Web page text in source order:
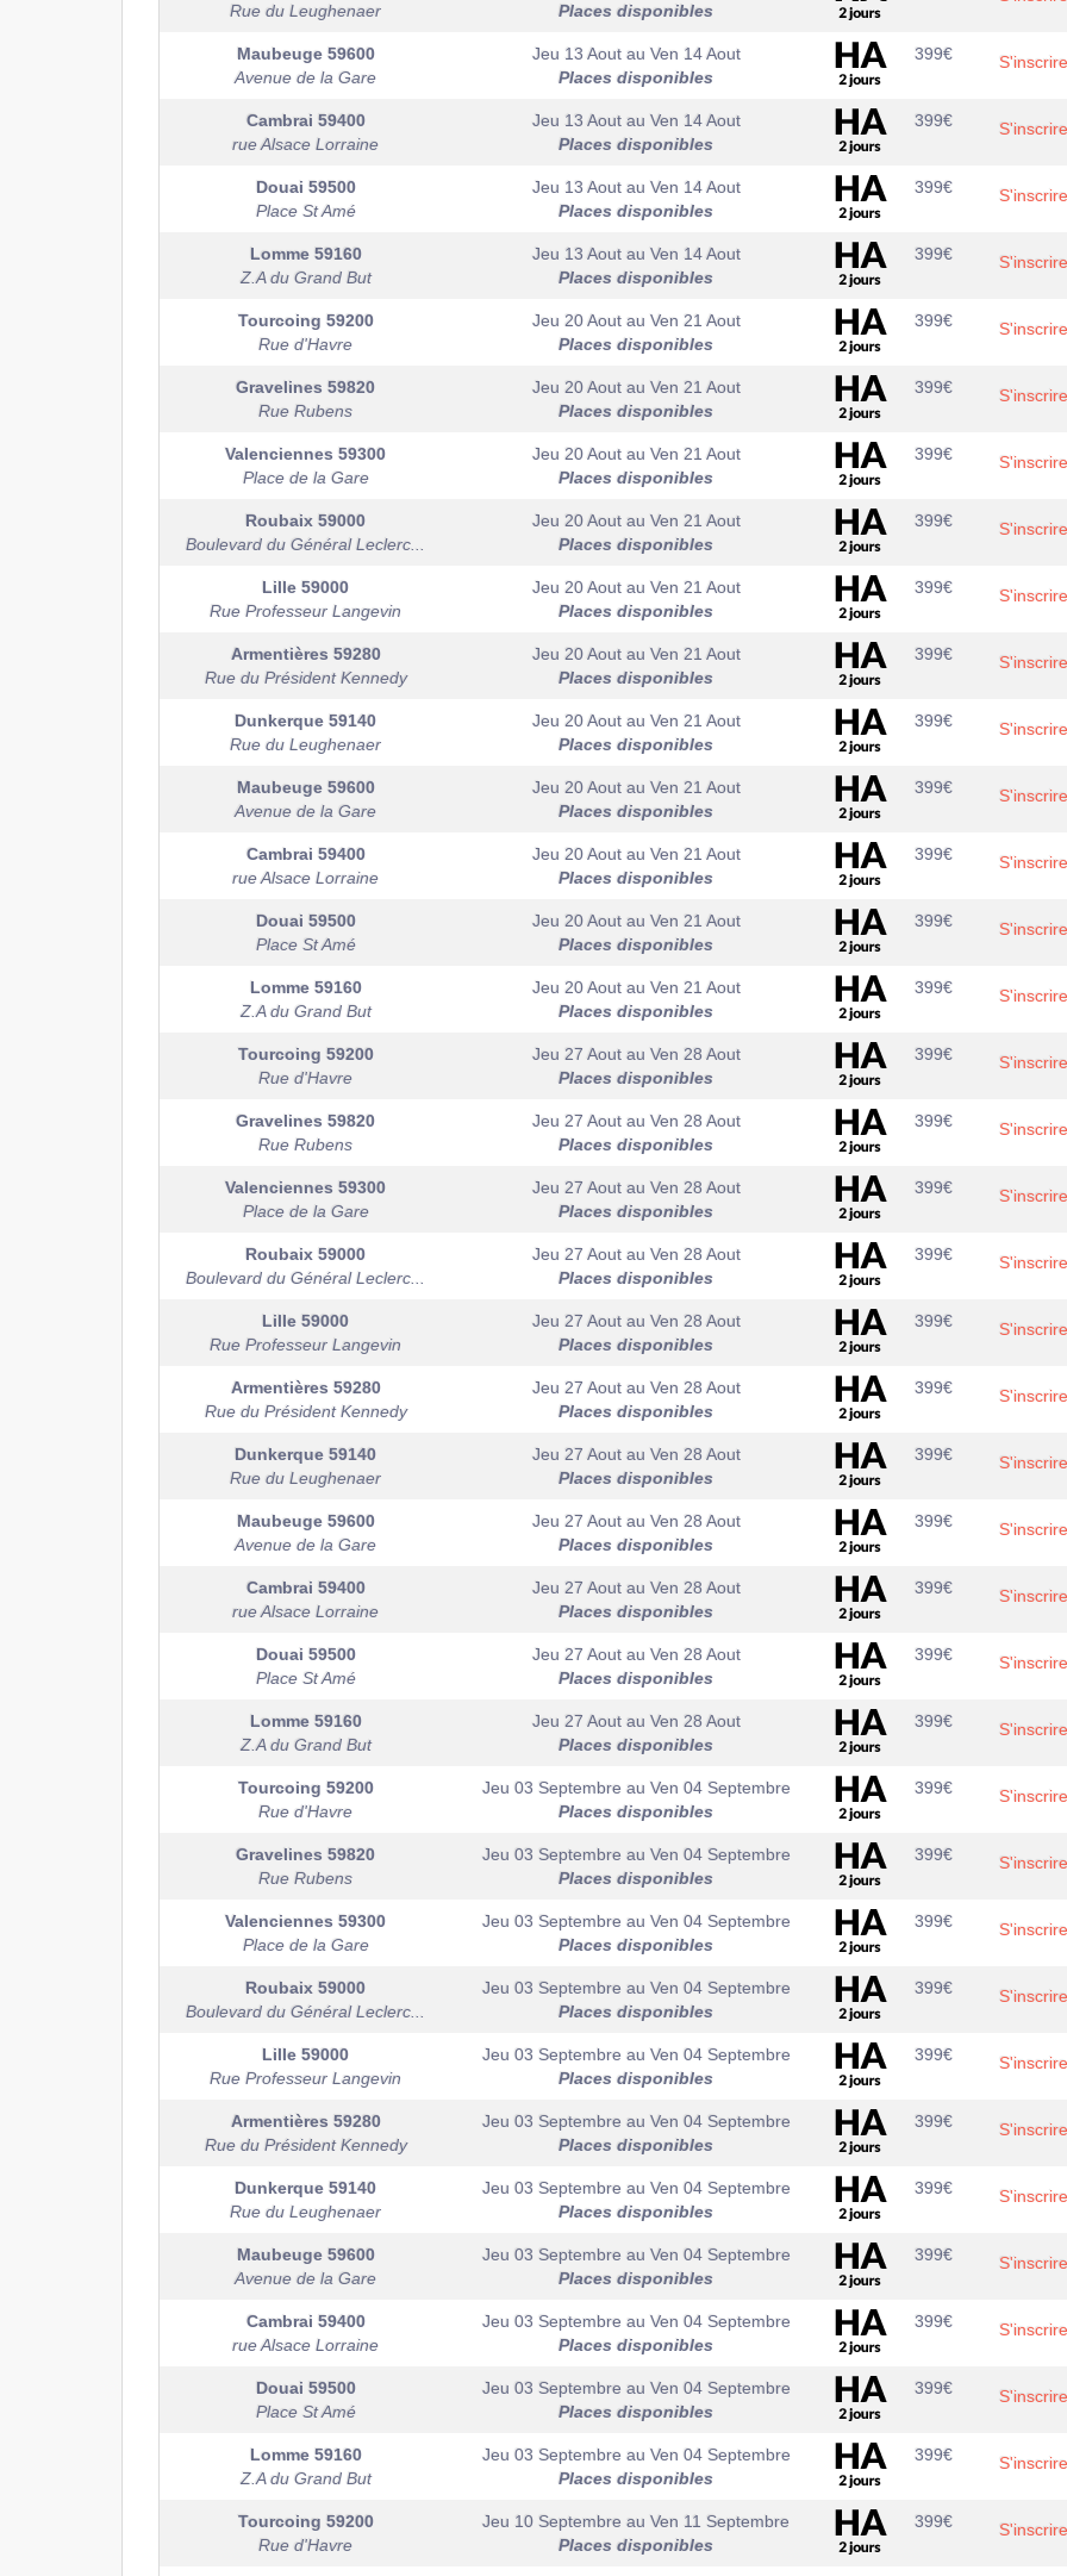
Rue du Leughenaer
Places disponibles
Maubeuge 59600
Avenue de la Gare
Jeu 13 Aout au Ven 14 Aout
Places disponibles
399€ S'inscrire
Cambrai 59400
rue Alsace Lorraine
Jeu 13 Aout au Ven 14 Aout
Places disponibles
399€ S'inscrire
Douai 59500
Place St Amé
Jeu 13 Aout au Ven 14 Aout
Places disponibles
399€ S'inscrire
Lomme 59160
Z.A du Grand But
Jeu 13 Aout au Ven 14 Aout
Places disponibles
399€ S'inscrire
Tourcoing 59200
Rue d'Havre
Jeu 20 Aout au Ven 21 Aout
Places disponibles
399€ S'inscrire
Gravelines 59820
Rue Rubens
Jeu 20 Aout au Ven 21 Aout
Places disponibles
399€ S'inscrire
Valenciennes 59300
Place de la Gare
Jeu 20 Aout au Ven 21 Aout
Places disponibles
399€ S'inscrire
Roubaix 59000
Boulevard du Général Leclerc...
Jeu 20 Aout au Ven 21 Aout
Places disponibles
399€ S'inscrire
Lille 59000
Rue Professeur Langevin
Jeu 20 Aout au Ven 21 Aout
Places disponibles
399€ S'inscrire
Armentières 59280
Rue du Président Kennedy
Jeu 20 Aout au Ven 21 Aout
Places disponibles
399€ S'inscrire
Dunkerque 59140
Rue du Leughenaer
Jeu 20 Aout au Ven 21 Aout
Places disponibles
399€ S'inscrire
Maubeuge 59600
Avenue de la Gare
Jeu 20 Aout au Ven 21 Aout
Places disponibles
399€ S'inscrire
Cambrai 59400
rue Alsace Lorraine
Jeu 20 Aout au Ven 21 Aout
Places disponibles
399€ S'inscrire
Douai 59500
Place St Amé
Jeu 20 Aout au Ven 21 Aout
Places disponibles
399€ S'inscrire
Lomme 59160
Z.A du Grand But
Jeu 20 Aout au Ven 21 Aout
Places disponibles
399€ S'inscrire
Tourcoing 59200
Rue d'Havre
Jeu 27 Aout au Ven 28 Aout
Places disponibles
399€ S'inscrire
Gravelines 59820
Rue Rubens
Jeu 27 Aout au Ven 28 Aout
Places disponibles
399€ S'inscrire
Valenciennes 59300
Place de la Gare
Jeu 27 Aout au Ven 28 Aout
Places disponibles
399€ S'inscrire
Roubaix 59000
Boulevard du Général Leclerc...
Jeu 27 Aout au Ven 28 Aout
Places disponibles
399€ S'inscrire
Lille 59000
Rue Professeur Langevin
Jeu 27 Aout au Ven 28 Aout
Places disponibles
399€ S'inscrire
Armentières 59280
Rue du Président Kennedy
Jeu 27 Aout au Ven 28 Aout
Places disponibles
399€ S'inscrire
Dunkerque 59140
Rue du Leughenaer
Jeu 27 Aout au Ven 28 Aout
Places disponibles
399€ S'inscrire
Maubeuge 59600
Avenue de la Gare
Jeu 27 Aout au Ven 28 Aout
Places disponibles
399€ S'inscrire
Cambrai 59400
rue Alsace Lorraine
Jeu 27 Aout au Ven 28 Aout
Places disponibles
399€ S'inscrire
Douai 59500
Place St Amé
Jeu 27 Aout au Ven 28 Aout
Places disponibles
399€ S'inscrire
Lomme 59160
Z.A du Grand But
Jeu 27 Aout au Ven 28 Aout
Places disponibles
399€ S'inscrire
Tourcoing 59200
Rue d'Havre
Jeu 03 Septembre au Ven 04 Septembre
Places disponibles
399€ S'inscrire
Gravelines 59820
Rue Rubens
Jeu 03 Septembre au Ven 04 Septembre
Places disponibles
399€ S'inscrire
Valenciennes 59300
Place de la Gare
Jeu 03 Septembre au Ven 04 Septembre
Places disponibles
399€ S'inscrire
Roubaix 59000
Boulevard du Général Leclerc...
Jeu 03 Septembre au Ven 04 Septembre
Places disponibles
399€ S'inscrire
Lille 59000
Rue Professeur Langevin
Jeu 03 Septembre au Ven 04 Septembre
Places disponibles
399€ S'inscrire
Armentières 59280
Rue du Président Kennedy
Jeu 03 Septembre au Ven 04 Septembre
Places disponibles
399€ S'inscrire
Dunkerque 59140
Rue du Leughenaer
Jeu 03 Septembre au Ven 04 Septembre
Places disponibles
399€ S'inscrire
Maubeuge 59600
Avenue de la Gare
Jeu 03 Septembre au Ven 04 Septembre
Places disponibles
399€ S'inscrire
Cambrai 59400
rue Alsace Lorraine
Jeu 03 Septembre au Ven 04 Septembre
Places disponibles
399€ S'inscrire
Douai 59500
Place St Amé
Jeu 03 Septembre au Ven 04 Septembre
Places disponibles
399€ S'inscrire
Lomme 59160
Z.A du Grand But
Jeu 03 Septembre au Ven 04 Septembre
Places disponibles
399€ S'inscrire
Tourcoing 59200
Rue d'Havre
Jeu 10 Septembre au Ven 11 Septembre
Places disponibles
399€ S'inscrire